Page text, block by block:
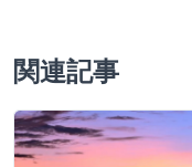
関連記事